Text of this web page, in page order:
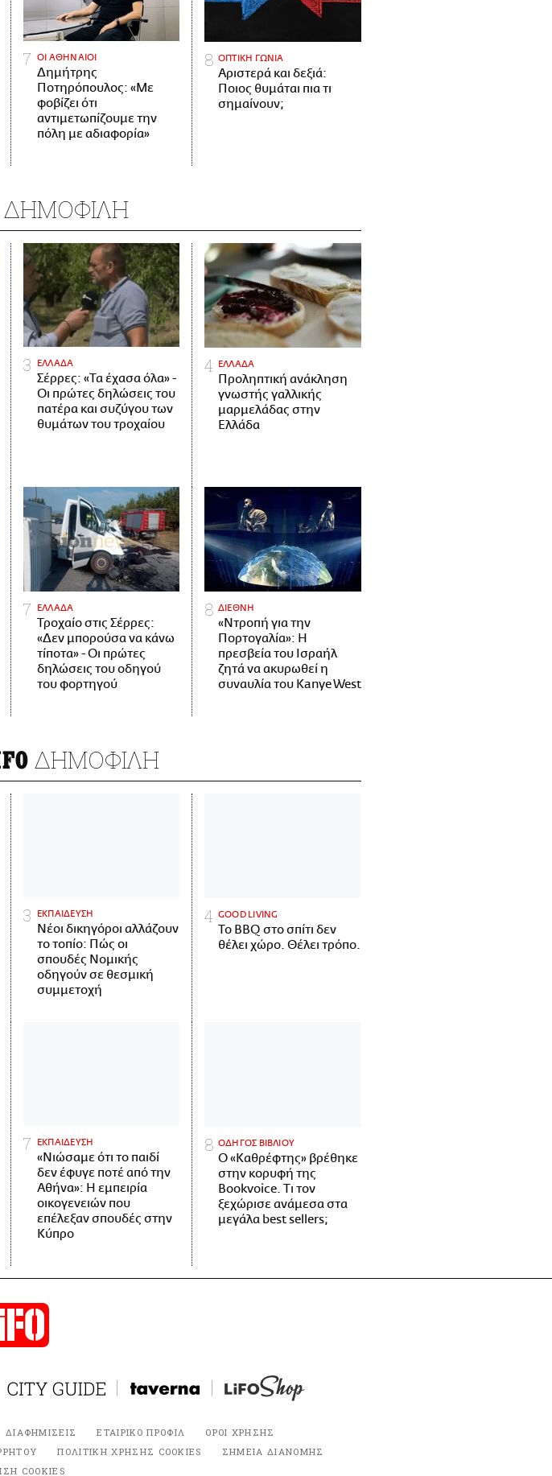
ΟΙ ΑΘΗΝΑΙΟΙ
Δημήτρης
Ποτηρόπουλος: «Με
φοβίζει ότι
αντιμετωπίζουμε την
πόλη με αδιαφορία»
ΟΠΤΙΚΗ ΓΩΝΙΑ
Αριστερά και δεξιά:
Ποιος θυμάται πια τι
σημαίνουν;
ΔΗΜΟΦΙΛΗ
ΕΛΛΑΔΑ
Σέρρες: «Τα έχασα όλα» -
Οι πρώτες δηλώσεις του
πατέρα και συζύγου των
θυμάτων του τροχαίου
ΕΛΛΑΔΑ
Προληπτική ανάκληση
γνωστής γαλλικής
μαρμελάδας στην
Ελλάδα
ΕΛΛΑΔΑ
Τροχαίο στις Σέρρες:
«Δεν μπορούσα να κάνω
τίποτα» - Οι πρώτες
δηλώσεις του οδηγού
του φορτηγού
ΔΙΕΘΝΗ
«Ντροπή για την
Πορτογαλία»: Η
πρεσβεία του Ισραήλ
ζητά να ακυρωθεί η
συναυλία του Kanye West
ΔΗΜΟΦΙΛΗ
ΕΚΠΑΙΔΕΥΣΗ
Νέοι δικηγόροι αλλάζουν
το τοπίο: Πώς οι
σπουδές Νομικής
οδηγούν σε θεσμική
συμμετοχή
GOOD LIVING
Το BBQ στο σπίτι δεν
θέλει χώρο. Θέλει τρόπο.
ΕΚΠΑΙΔΕΥΣΗ
«Νιώσαμε ότι το παιδί
δεν έφυγε ποτέ από την
Αθήνα»: Η εμπειρία
οικογενειών που
επέλεξαν σπουδές στην
Κύπρο
ΟΔΗΓΟΣ ΒΙΒΛΙΟΥ
Ο «Καθρέφτης» βρέθηκε
στην κορυφή της
Bookvoice. Τι τον
ξεχώρισε ανάμεσα στα
μεγάλα best sellers;
ΔΙΑΦΗΜΙΣΕΙΣ ΕΤΑΙΡΙΚΟ ΠΡΟΦΙΛ
ΟΡΟΙ ΧΡΗΣΗΣ
ΠΟΛΙΤΙΚΗ ΧΡΗΣΗΣ COOKIES
ΣΗΜΕΙΑ ΔΙΑΝΟΜΗΣ
COOKIES